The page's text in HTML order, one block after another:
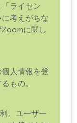
ライセン
考えがちな
に関し
人情報を登
もの。
。ユーザー